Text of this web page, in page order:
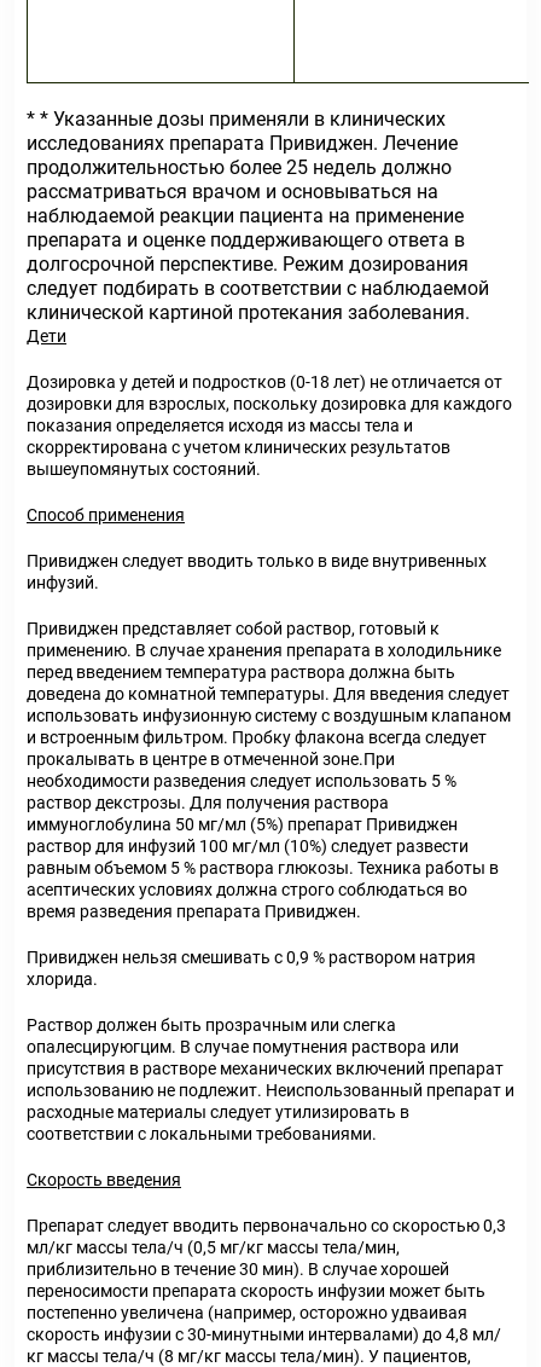
* * Указанные дозы применяли в клинических
исследованиях препарата Привиджен. Лечение
продолжительностью более 25 недель должно
рассматриваться врачом и основываться на
наблюдаемой реакции пациента на применение
препарата и оценке поддерживающего ответа в
долгосрочной перспективе. Режим дозирования
следует подбирать в соответствии с наблюдаемой
клинической картиной протекания заболевания.
Дети
Дозировка у детей и подростков (0-18 лет) не отличается от
дозировки для взрослых, поскольку дозировка для каждого
показания определяется исходя из массы тела и
скорректирована с учетом клинических результатов
вышеупомянутых состояний.
Способ применения
Привиджен следует вводить только в виде внутривенных
инфузий.
Привиджен представляет собой раствор, готовый к
применению. В случае хранения препарата в холодильнике
перед введением температура раствора должна быть
доведена до комнатной температуры. Для введения следует
использовать инфузионную систему с воздушным клапаном
и встроенным фильтром. Пробку флакона всегда следует
прокалывать в центре в отмеченной зоне.При
необходимости разведения следует использовать 5 %
раствор декстрозы. Для получения раствора
иммуноглобулина 50 мг/мл (5%) препарат Привиджен
раствор для инфузий 100 мг/мл (10%) следует развести
равным объемом 5 % раствора глюкозы. Техника работы в
асептических условиях должна строго соблюдаться во
время разведения препарата Привиджен.
Привиджен нельзя смешивать с 0,9 % раствором натрия
хлорида.
Раствор должен быть прозрачным или слегка
опалесцируюгцим. В случае помутнения раствора или
присутствия в растворе механических включений препарат
использованию не подлежит. Неиспользованный препарат и
расходные материалы следует утилизировать в
соответствии с локальными требованиями.
Скорость введения
Препарат следует вводить первоначально со скоростью 0,3
мл/кг массы тела/ч (0,5 мг/кг массы тела/мин,
приблизительно в течение 30 мин). В случае хорошей
переносимости препарата скорость инфузии может быть
постепенно увеличена (например, осторожно удваивая
скорость инфузии с 30-минутными интервалами) до 4,8 мл/
кг массы тела/ч (8 мг/кг массы тела/мин). У пациентов,